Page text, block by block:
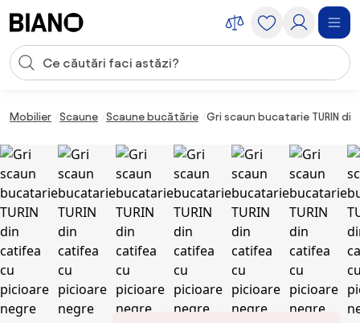
Introducerea căutării
Mobilier Scaune Scaune bucătărie Gri scaun bucatarie TURIN